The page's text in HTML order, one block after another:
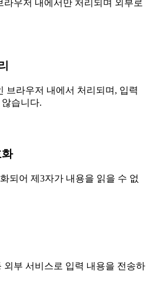
우저 내에서만 처리되며 외부로
브라우저 내에서 처리되며, 입력
습니다.
되어 제3자가 내용을 읽을 수 없
외부 서비스로 입력 내용을 전송하